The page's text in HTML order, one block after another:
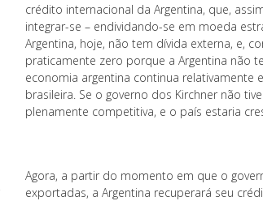
crédito internacional da Argentina, que,
integrar-se – endividando-se em moeda
Argentina, hoje, não tem dívida externa, e,
praticamente zero porque a Argentina não
economia argentina continua
brasileira. Se o governo dos Kirchner não
plenamente competitiva, e o país estaria
Agora, a partir do momento em que o
exportadas, a Argentina recuperará seu